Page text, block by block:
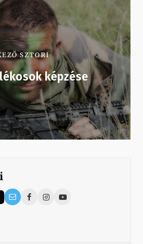
SZTORI
képzése